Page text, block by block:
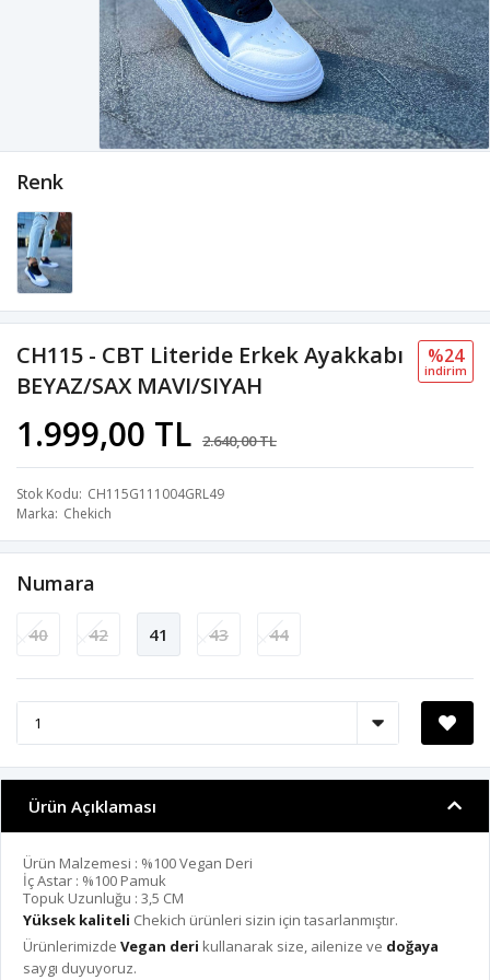
CH115 - CBT Literide Erkek Ayakkabı
BEYAZ/SAX MAVI/SIYAH
1.999,00 TL 2.640,00 TL
%24
i̇ndi̇ri̇m
Stok Kodu CH115G111004GRL49
Marka Chekich
Renk
Numara
40 42 41 43 44
Ürün Açıklaması
Ürün Malzemesi : %100 Vegan Deri
İç Astar : %100 Pamuk
Topuk Uzunluğu : 3,5 CM
Yüksek kaliteli Chekich ürünleri sizin için tasarlanmıştır.
Ürünlerimizde Vegan deri kullanarak size, ailenize ve doğaya
saygı duyuyoruz.